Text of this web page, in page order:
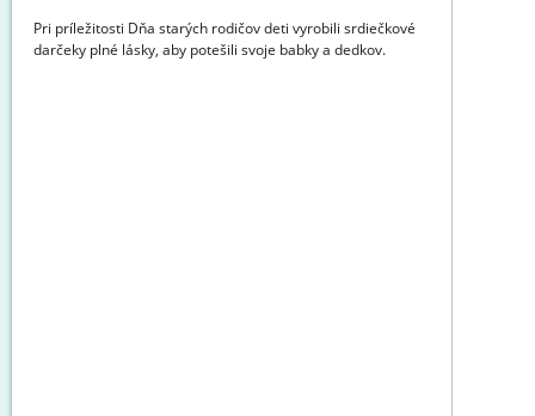
Pri príležitosti Dňa starých rodičov deti vyrobili srdiečkové
darčeky plné lásky, aby potešili svoje babky a dedkov.